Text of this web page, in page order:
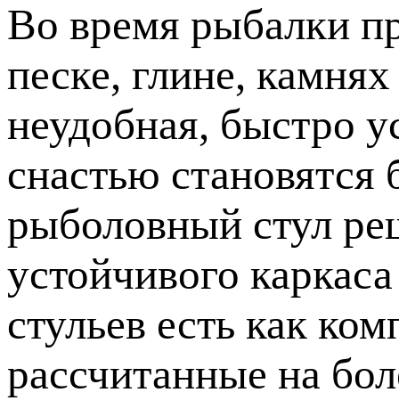
Во время рыбалки
песке, глине,
неудобная, быстро
снастью
рыболовный стул
устойчивого
стульев есть как
рассчитанные на